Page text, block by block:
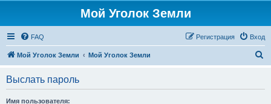
Мой Уголок Земли
FAQ Вход
Регистрация
Мой Уголок Земли Мой Уголок Земли
Выслать пароль
Имя пользователя: